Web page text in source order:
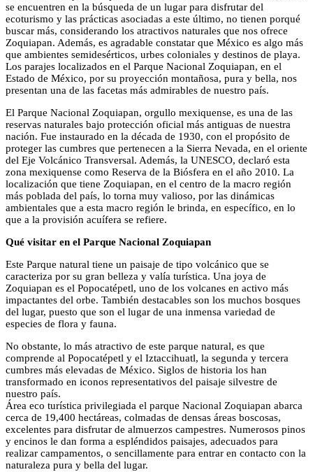
se encuentren en la búsqueda de un lugar para disfrutar del
ecoturismo y las prácticas asociadas a este último, no tienen porqué
buscar más, considerando los atractivos naturales que nos ofrece
Zoquiapan. Además, es agradable constatar que México es algo más
que ambientes semidesérticos, urbes coloniales y destinos de playa.
Los parajes localizados en el Parque Nacional Zoquiapan, en el
Estado de México, por su proyección montañosa, pura y bella, nos
presentan una de las facetas más admirables de nuestro país.
El Parque Nacional Zoquiapan, orgullo mexiquense, es una de las
reservas naturales bajo protección oficial más antiguas de nuestra
nación. Fue instaurado en la década de 1930, con el propósito de
proteger las cumbres que pertenecen a la Sierra Nevada, en el oriente
del Eje Volcánico Transversal. Además, la UNESCO, declaró esta
zona mexiquense como Reserva de la Biósfera en el año 2010. La
localización que tiene Zoquiapan, en el centro de la macro región
más poblada del país, lo torna muy valioso, por las dinámicas
ambientales que a esta macro región le brinda, en específico, en lo
que a la provisión acuífera se refiere.
Qué visitar en el Parque Nacional Zoquiapan
Este Parque natural tiene un paisaje de tipo volcánico que se
caracteriza por su gran belleza y valía turística. Una joya de
Zoquiapan es el Popocatépetl, uno de los volcanes en activo más
impactantes del orbe. También destacables son los muchos bosques
del lugar, puesto que son el lugar de una inmensa variedad de
especies de flora y fauna.
No obstante, lo más atractivo de este parque natural, es que
comprende al Popocatépetl y el Iztaccihuatl, la segunda y tercera
cumbres más elevadas de México. Siglos de historia los han
transformado en iconos representativos del paisaje silvestre de
nuestro país.
Área eco turística privilegiada el parque Nacional Zoquiapan abarca
cerca de 19,400 hectáreas, colmadas de densas áreas boscosas,
excelentes para disfrutar de almuerzos campestres. Numerosos pinos
y encinos le dan forma a espléndidos paisajes, adecuados para
realizar campamentos, o sencillamente para entrar en contacto con la
naturaleza pura y bella del lugar.